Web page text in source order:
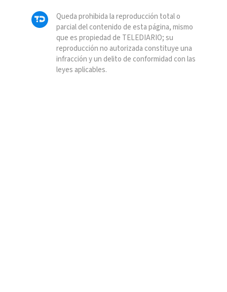
Queda prohibida la reproducción total o
parcial del contenido de esta página, mismo
que es propiedad de TELEDIARIO; su
reproducción no autorizada constituye una
infracción y un delito de conformidad con las
leyes aplicables.